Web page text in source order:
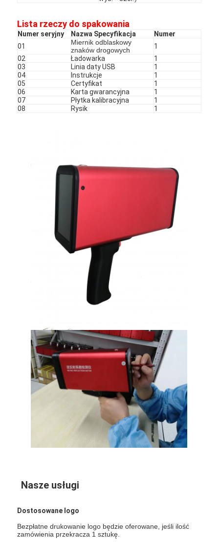
Wycieczka po fabryce
Kontrola jakości
Skontaktuj się z nami
Retroreflektometr do znakowania nawierzchni
Znak retroreflektometr
Miernik odblaskowy
Miernik grubości znakowania dróg
Przenośny retroreflektometr
Ręczny retroreflektometr
Odblaskowe naklejki rowerowe
Naklejki odblaskowe
Odblaskowe naklejki samochodowe
Lista rzeczy do spakowania
Numer seryjny Nazwa Specyfikacja
Numer
01
Miernik odblaskowy
znaków drogowych
1
02
Ładowarka
1
03
Linia daty USB
1
04
Instrukcje
1
05
Certyfikat
1
06
Karta gwarancyjna
1
07
Płytka kalibracyjna
1
08
Rysik 1
Nasze usługi
Dostosowane logo
Bezpłatne drukowanie logo będzie oferowane, jeśli ilość
zamówienia przekracza 1 sztukę.